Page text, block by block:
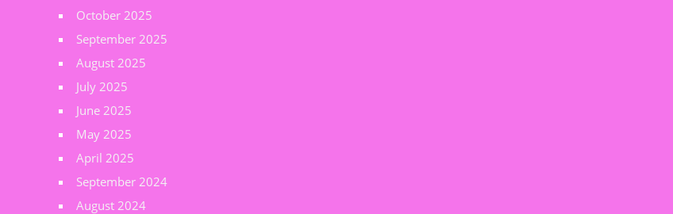
October 2025
September 2025
August 2025
July 2025
June 2025
May 2025
April 2025
September 2024
August 2024